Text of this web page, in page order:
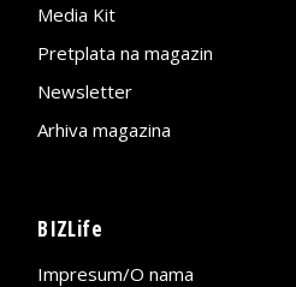
Media Kit
Pretplata na magazin
Newsletter
Arhiva magazina
BIZLife
Impresum/O nama